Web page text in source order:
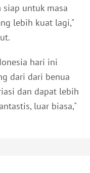
siap untuk masa
lebih kuat lagi,"
hari ini
dari dari benua
dan dapat lebih
luar biasa,"